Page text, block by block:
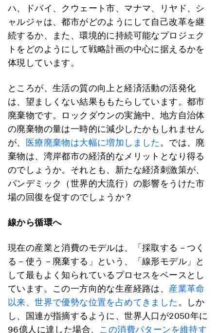
ハ、ドバイ、クウェート市、マナマ、リヤド、シ
ャルジャは、都市がどのようにして自己改革を継
続するか、また、環境的に持続可能なプロジェク
トをどのようにして戦略計画の中心に据えるかを
体現しています。
ところが、生活の質の向上と経済活動の活発化
は、望ましくない結果ももたらしています。都市
廃棄物です。ロックダウンの実施中、地方自治体
の廃棄物の量は一時的に減少したかもしれません
が、
医療廃棄物は大幅に増加しました 。では、廃
棄物は、湾岸都市の経済的なメリットとなり得る
のでしょうか。それとも、新たな経済刺激策が、
パンデミック（世界的大流行）の影響をうけた市
場の回復を促すのでしょうか？
線から循環へ
現在の産業と消費のモデルは、「採取する－つく
る－使う－廃棄する」という、「線形モデル」と
して最もよく知られているプロセスをベースとし
ています。この一方向的な生産経路は、 産業革命
以来、世界で優勢な位置を占めてきました 。しか
し、国連が指摘するように、世界人口が2050年に
96億人に達した場合、 この消費パターンを維持す